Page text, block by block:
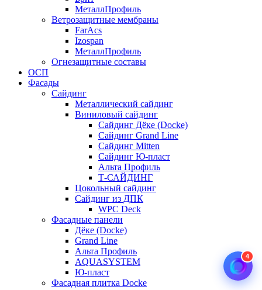
МеталлПрофиль
Ветрозащитные мембраны
FarAcs
Izospan
МеталлПрофиль
Огнезащитные составы
ОСП
Фасады
Сайдинг
Металлический сайдинг
Виниловый сайдинг
Сайдинг Дёке (Docke)
Сайдинг Grand Line
Сайдинг Mitten
Сайдинг Ю-пласт
Альта Профиль
Т-САЙДИНГ
Цокольный сайдинг
Сайдинг из ДПК
WPC Deck
Фасадные панели
Дёке (Docke)
Grand Line
Альта Профиль
AQUASYSTEM
Ю-пласт
Фасадная плитка Docke
4